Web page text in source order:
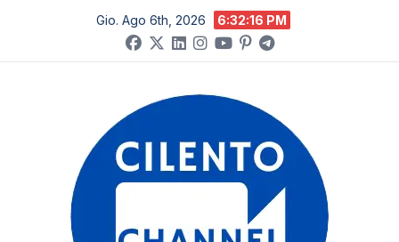
contenuto
Gio. Ago 6th, 2026 6:32:17 PM